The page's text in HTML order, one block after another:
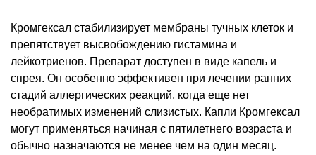
Кромгексал стабилизирует мембраны тучных клеток и
препятствует высвобождению гистамина и
лейкотриенов. Препарат доступен в виде капель и
спрея. Он особенно эффективен при лечении ранних
стадий аллергических реакций, когда еще нет
необратимых изменений слизистых. Капли Кромгексал
могут применяться начиная с пятилетнего возраста и
обычно назначаются не менее чем на один месяц.